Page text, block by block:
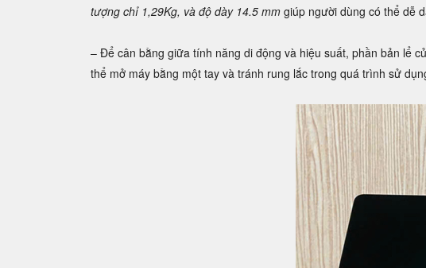
tượng chỉ 1,29Kg, và độ dày 14.5 mm giúp người dùng có thể dễ
– Để cân bằng giữa tính năng di động và hiệu suất, phần bản lể
thể mở máy bằng một tay và tránh rung lắc trong quá trình sử